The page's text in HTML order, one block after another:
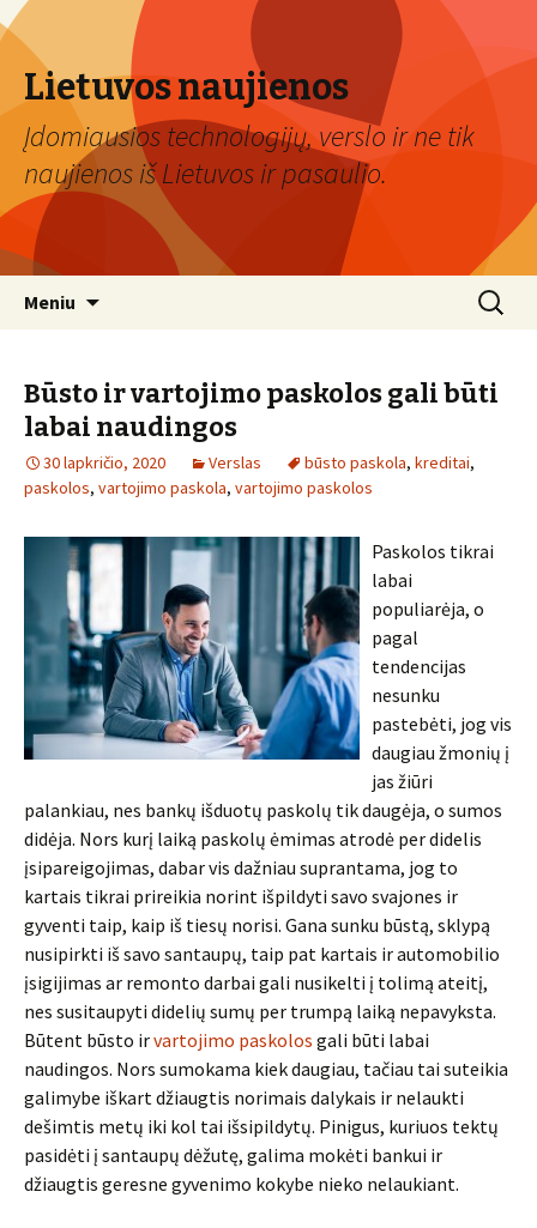
Lietuvos naujienos
Įdomiausios technologijų, verslo ir ne tik
naujienos iš Lietuvos ir pasaulio.
Meniu Ieškoti:
Būsto ir vartojimo paskolos gali būti
labai naudingos
30 lapkričio, 2020 Verslas būsto paskola, kreditai,
paskolos, vartojimo paskola, vartojimo paskolos
Paskolos tikrai
labai
populiarėja, o
pagal
tendencijas
nesunku
pastebėti, jog vis
daugiau žmonių į
jas žiūri
palankiau, nes bankų išduotų paskolų tik daugėja, o sumos
didėja. Nors kurį laiką paskolų ėmimas atrodė per didelis
įsipareigojimas, dabar vis dažniau suprantama, jog to
kartais tikrai prireikia norint išpildyti savo svajones ir
gyventi taip, kaip iš tiesų norisi. Gana sunku būstą, sklypą
nusipirkti iš savo santaupų, taip pat kartais ir automobilio
įsigijimas ar remonto darbai gali nusikelti į tolimą ateitį,
nes susitaupyti didelių sumų per trumpą laiką nepavyksta.
Būtent būsto irvartojimo paskolos gali būti labai
naudingos. Nors sumokama kiek daugiau, tačiau tai suteikia
galimybe iškart džiaugtis norimais dalykais ir nelaukti
dešimtis metų iki kol tai išsipildytų. Pinigus, kuriuos tektų
pasidėti į santaupų dėžutę, galima mokėti bankui ir
džiaugtis geresne gyvenimo kokybe nieko nelaukiant.